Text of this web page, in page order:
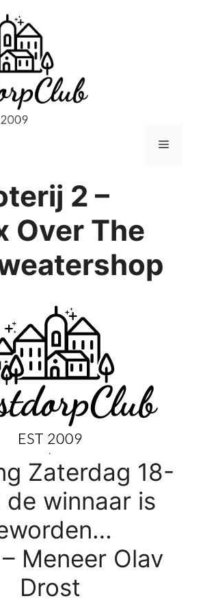
Menu
2 –
Over The
.
Zaterdag 18-
de winnaar is
Meneer Olav
Drost